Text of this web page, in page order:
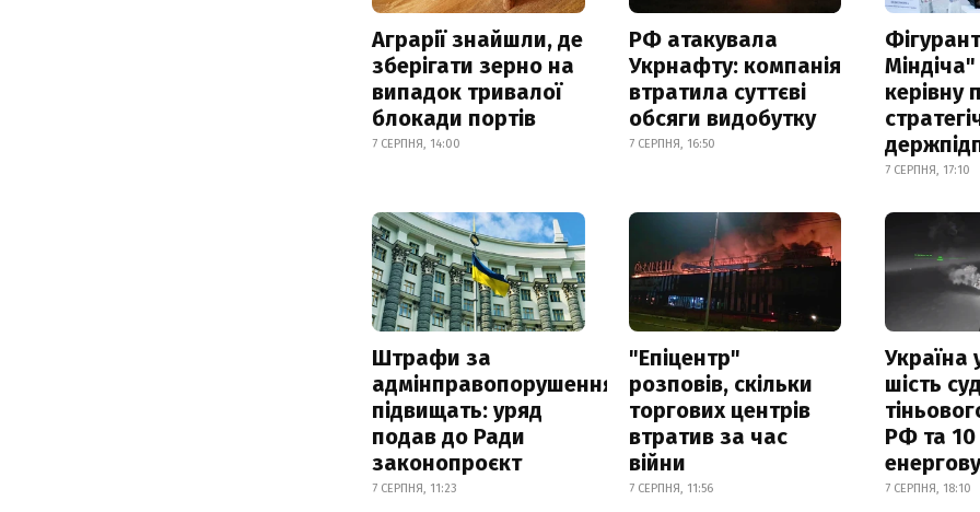
Аграрії знайшли, де
зберігати зерно на
випадок тривалої
блокади портів
7 СЕРПНЯ, 14:00
РФ атакувала
Укрнафту: компанія
втратила суттєві
обсяги видобутку
7 СЕРПНЯ, 16:50
керівну
7 СЕРПНЯ, 17:10
Штрафи за
адмінправопорушення
підвищать: уряд
подав до Ради
законопроєкт
7 СЕРПНЯ, 11:23
"Епіцентр"
розповів, скільки
торгових центрів
втратив за час
війни
7 СЕРПНЯ, 11:56
Україна
шість
РФ та 10
7 СЕРПНЯ, 18:10